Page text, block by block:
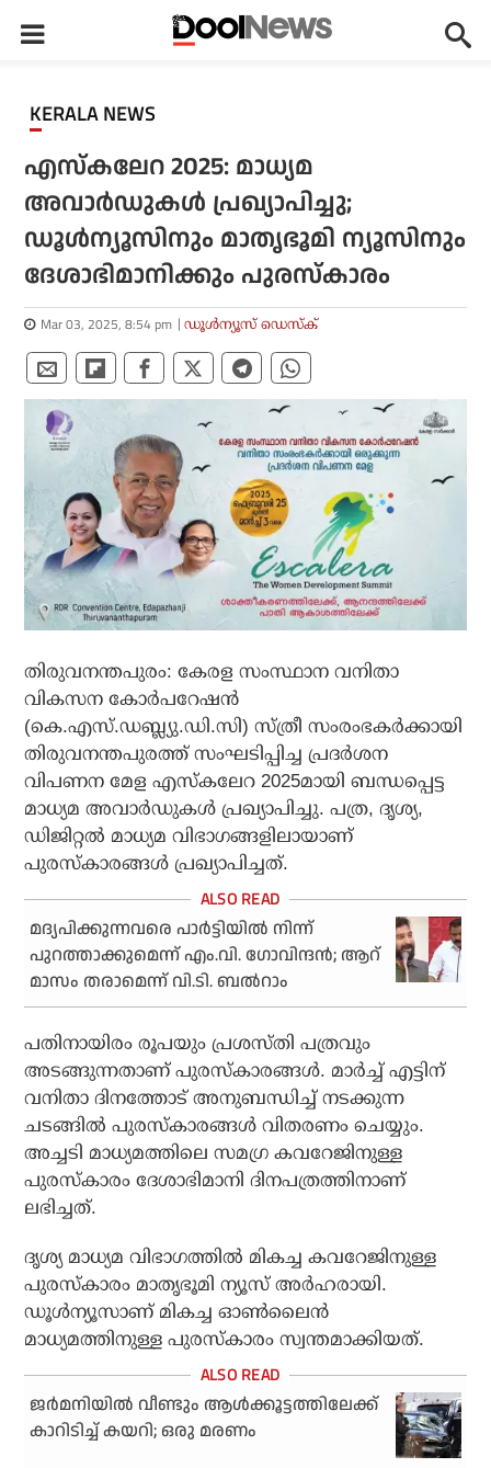
KERALA NEWS
എസ്‌കലേറ 2025: മാധ്യമ
അവാര്‍ഡുകള്‍ പ്രഖ്യാപിച്ചു;
ഡൂൾന്യൂസിനും മാതൃഭൂമി ന്യൂസിനും
ദേശാഭിമാനിക്കും പുരസ്‌കാരം
Mar 03, 2025, 8:54 pm ഡൂള്‍ന്യൂസ് ഡെസ്‌ക്
തിരുവനന്തപുരം: കേരള സംസ്ഥാന വനിതാ
വികസന കോര്‍പറേഷന്‍
(കെ.എസ്.ഡബ്ല്യു.ഡി.സി) സ്ത്രീ സംരംഭകര്‍ക്കായി
തിരുവനന്തപുരത്ത് സംഘടിപ്പിച്ച പ്രദര്‍ശന
വിപണന മേള എസ്‌കലേറ 2025മായി ബന്ധപ്പെട്ട
മാധ്യമ അവാര്‍ഡുകള്‍ പ്രഖ്യാപിച്ചു. പത്ര, ദൃശ്യ,
ഡിജിറ്റല്‍ മാധ്യമ വിഭാഗങ്ങളിലായാണ്
പുരസ്‌കാരങ്ങള്‍ പ്രഖ്യാപിച്ചത്.
മദ്യപിക്കുന്നവരെ പാര്‍ട്ടിയില്‍ നിന്ന്
പുറത്താക്കുമെന്ന് എം.വി. ഗോവിന്ദന്‍; ആറ്
മാസം തരാമെന്ന് വി.ടി. ബല്‍റാം
പതിനായിരം രൂപയും പ്രശസ്തി പത്രവും
അടങ്ങുന്നതാണ് പുരസ്‌കാരങ്ങള്‍. മാര്‍ച്ച് എട്ടിന്
വനിതാ ദിനത്തോട് അനുബന്ധിച്ച് നടക്കുന്ന
ചടങ്ങില്‍ പുരസ്‌കാരങ്ങള്‍ വിതരണം ചെയ്യും.
അച്ചടി മാധ്യമത്തിലെ സമഗ്ര കവറേജിനുള്ള
പുരസ്‌കാരം ദേശാഭിമാനി ദിനപത്രത്തിനാണ്
ലഭിച്ചത്.
ദൃശ്യ മാധ്യമ വിഭാഗത്തില്‍ മികച്ച കവറേജിനുള്ള
പുരസ്‌കാരം മാതൃഭൂമി ന്യൂസ് അര്‍ഹരായി.
ഡൂള്‍ന്യൂസാണ് മികച്ച ഓണ്‍ലൈന്‍
മാധ്യമത്തിനുള്ള പുരസ്‌കാരം സ്വന്തമാക്കിയത്.
ജര്‍മനിയില്‍ വീണ്ടും ആള്‍ക്കൂട്ടത്തിലേക്ക്
കാറിടിച്ച് കയറി; ഒരു മരണം